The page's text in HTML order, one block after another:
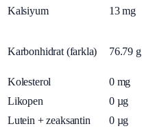
Kalsiyum 13 mg
Karbonhidrat (farkla) 76.79 g
Kolesterol 0 mg
Likopen
0 µg
Lutein + zeaksantin
0 µg